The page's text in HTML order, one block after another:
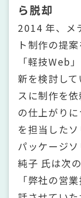
ら脱却
2014 年、メ
ト制作の提
「軽技Web
新を検討し
スに制作を
の仕上がり
を担当した
パッケージ
純子 氏は次
「弊社の営